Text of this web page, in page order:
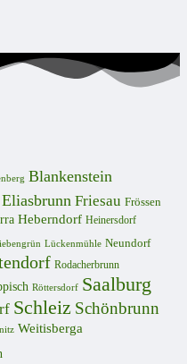
Blankenstein
Eliasbrunn Friesau Frössen
Heberndorf Heinersdorf
Lückenmühle Neundorf
Rodacherbrunn
Röttersdorf Saalburg
Schleiz Schönbrunn
Weitisberga